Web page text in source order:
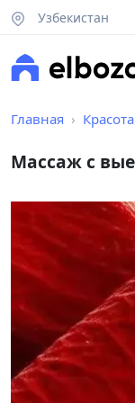
Узбекистан
Главная
Массаж с